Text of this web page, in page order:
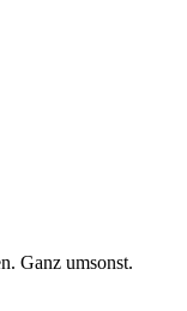
Ganz umsonst.